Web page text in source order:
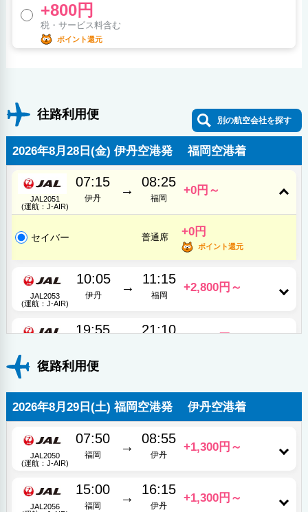
+800円
税・サービス料含む
ポイント還元
往路利用便 別の航空会社を探す
2026年8月28日(金) 伊丹空港発 福岡空港着
JAL2051
(運航：J-AIR)
07:15
伊丹
→
08:25
福岡
+0円～
セイバー 普通席 +0円
ポイント還元
JAL2053
(運航：J-AIR)
10:05
伊丹
→
11:15
福岡
+2,800円～
19:55
→
21:10
+1,300円～
復路利用便
2026年8月29日(土) 福岡空港発 伊丹空港着
JAL2050
(運航：J-AIR)
07:50
福岡
→
08:55
伊丹
+1,300円～
JAL2056
15:00
福岡
→
16:15
伊丹
+1,300円～